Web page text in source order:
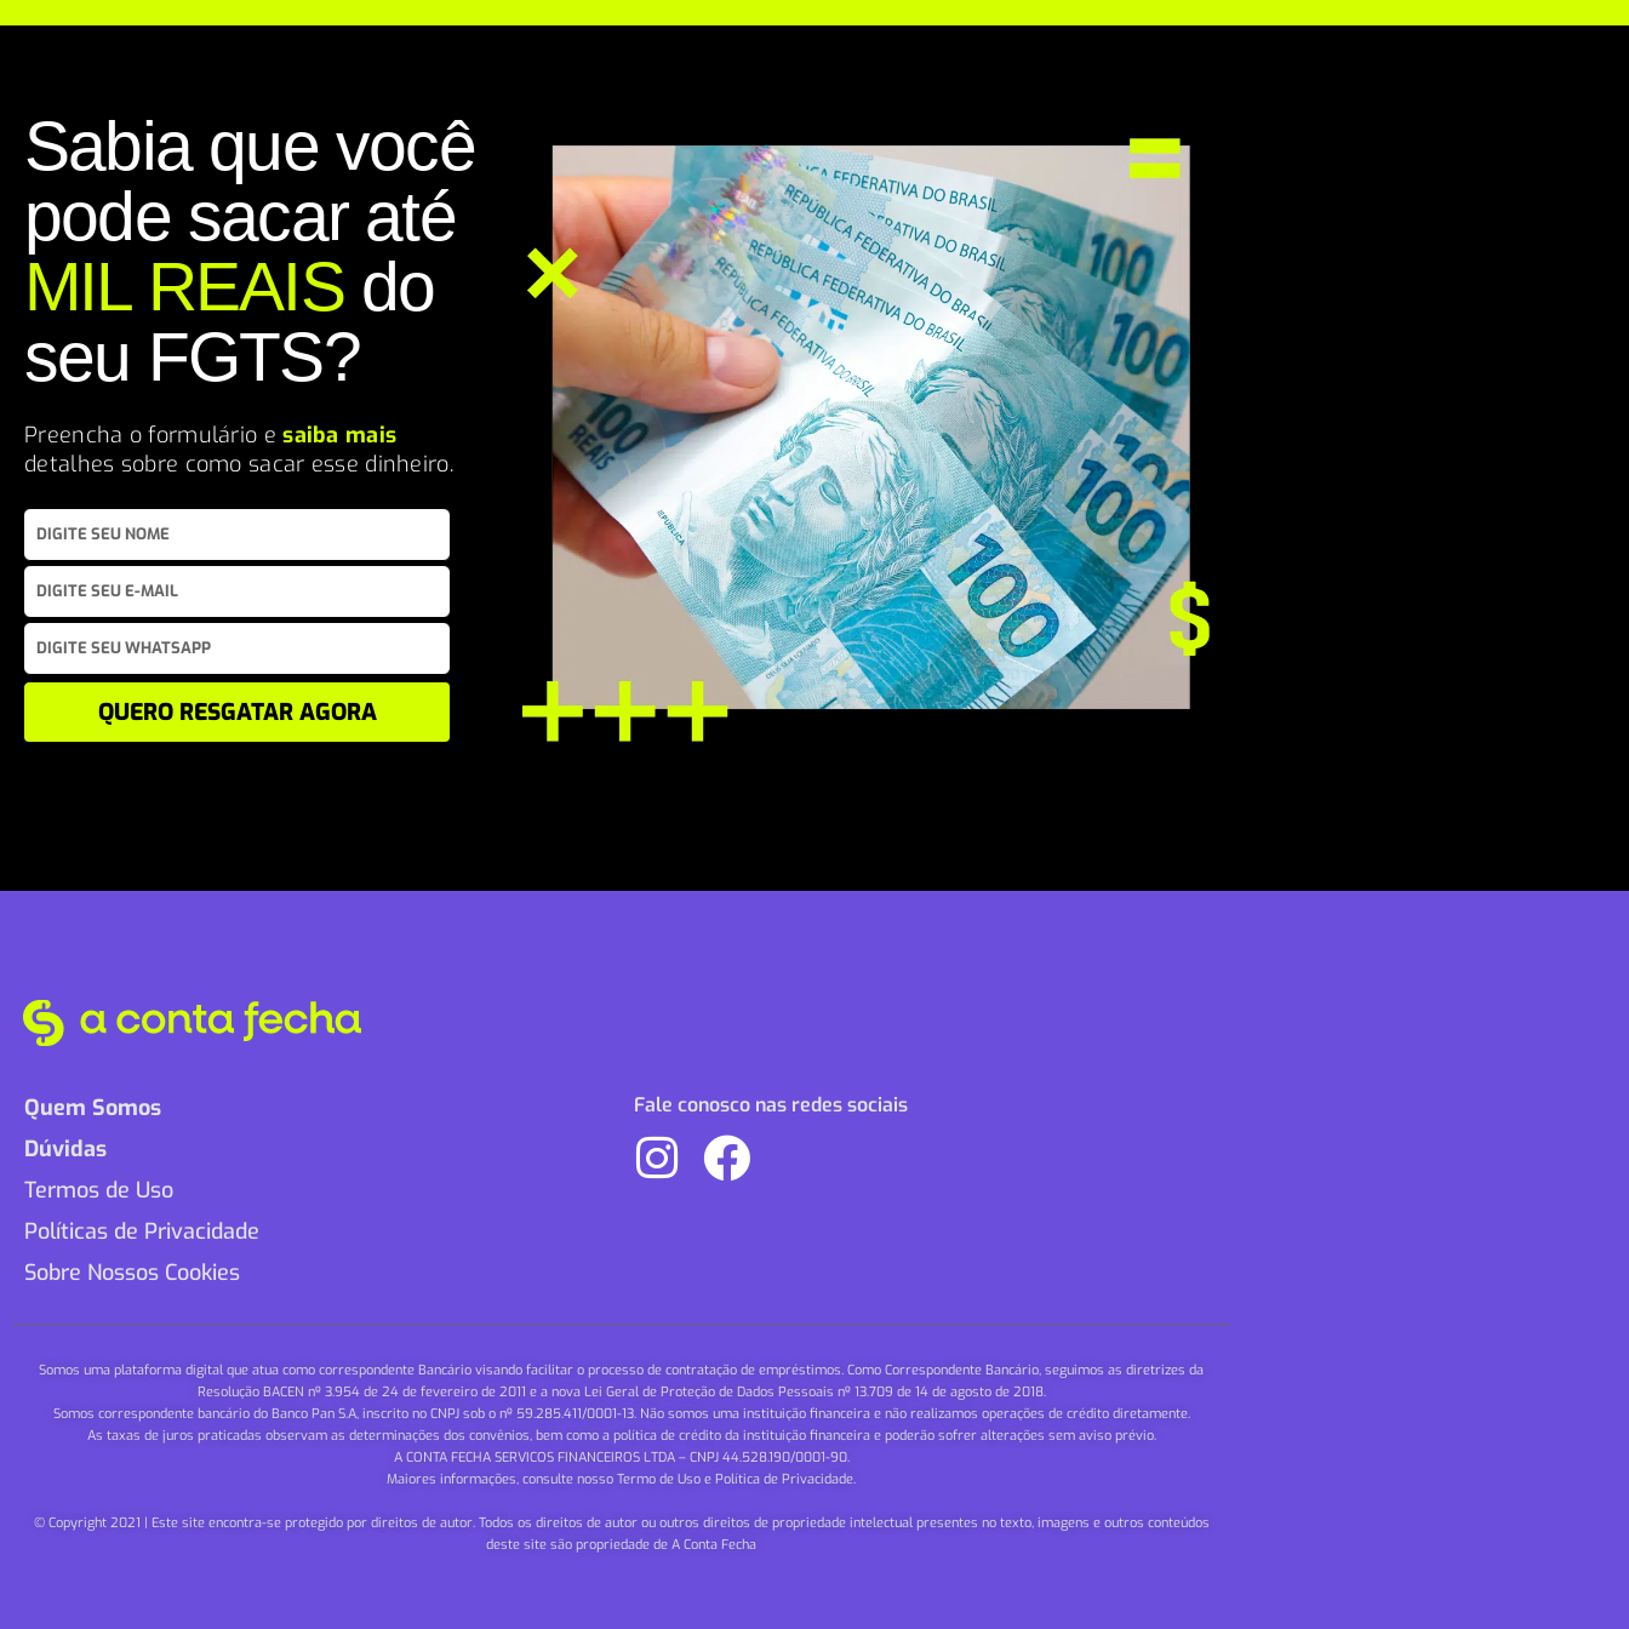
Sabia que você
pode sacar até
MIL REAIS do
seu FGTS?
Preencha o formulário esaiba mais
detalhes sobre como sacar esse dinheiro.
QUERO RESGATAR AGORA
Quem Somos
Dúvidas
Termos de Uso
Políticas de Privacidade
Sobre Nossos Cookies
Fale conosco nas redes sociais
Somos uma plataforma digital que atua como correspondente Bancário visando facilitar o processo de contratação de empréstimos. Como Correspondente Bancário, seguimos as diretrizes da
Resolução BACEN nº 3.954 de 24 de fevereiro de 2011 e a nova Lei Geral de Proteção de Dados Pessoais nº 13.709 de 14 de agosto de 2018.
Somos correspondente bancário do Banco Pan S.A, inscrito no CNPJ sob o nº 59.285.411/0001-13. Não somos uma instituição financeira e não realizamos operações de crédito diretamente.
As taxas de juros praticadas observam as determinações dos convênios, bem como a política de crédito da instituição financeira e poderão sofrer alterações sem aviso prévio.
A CONTA FECHA SERVICOS FINANCEIROS LTDA – CNPJ 44.528.190/0001-90.
Maiores informações, consulte nosso Termo de Uso e Política de Privacidade.
© Copyright 2021 | Este site encontra-se protegido por direitos de autor. Todos os direitos de autor ou outros direitos de propriedade intelectual presentes no texto, imagens e outros conteúdos
deste site são propriedade de A Conta Fecha